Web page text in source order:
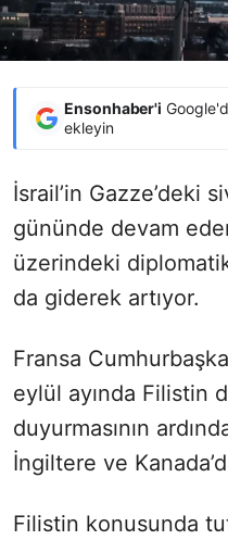
Ensonhaber'i
ekleyin
İsrail’in Gazze’deki
gününde devam
üzerindeki
da giderek artıyor.
Fransa
eylül ayında Filistin
duyurmasının
İngiltere ve
Filistin konusunda